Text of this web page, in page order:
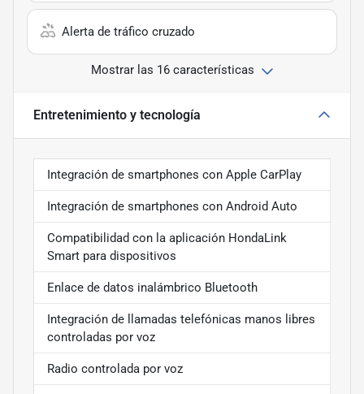
Alerta de tráfico cruzado
Mostrar las 16 características
Entretenimiento y tecnología
Integración de smartphones con Apple CarPlay
Integración de smartphones con Android Auto
Compatibilidad con la aplicación HondaLink
Smart para dispositivos
Enlace de datos inalámbrico Bluetooth
Integración de llamadas telefónicas manos libres
controladas por voz
Radio controlada por voz